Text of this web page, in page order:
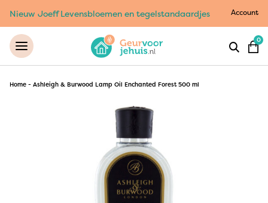
Nieuw Joeff Levensbloemen en tegelstandaardjes Account
0
Home - Ashleigh & Burwood Lamp Oil Enchanted Forest 500 ml